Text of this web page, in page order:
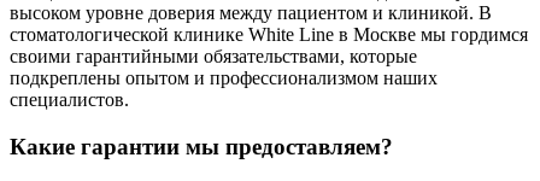
высоком уровне доверия между пациентом и клиникой. В
стоматологической клинике White Line в Москве мы гордимся
своими гарантийными обязательствами, которые
подкреплены опытом и профессионализмом наших
специалистов.
Какие гарантии мы предоставляем?